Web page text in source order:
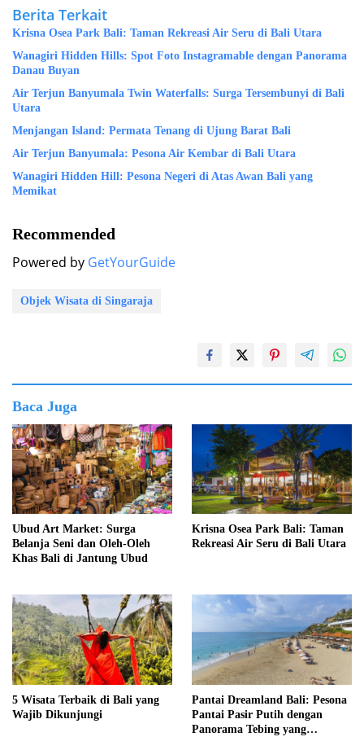
Berita Terkait
Krisna Osea Park Bali: Taman Rekreasi Air Seru di Bali Utara
Wanagiri Hidden Hills: Spot Foto Instagramable dengan Panorama
Danau Buyan
Air Terjun Banyumala Twin Waterfalls: Surga Tersembunyi di Bali
Utara
Menjangan Island: Permata Tenang di Ujung Barat Bali
Air Terjun Banyumala: Pesona Air Kembar di Bali Utara
Wanagiri Hidden Hill: Pesona Negeri di Atas Awan Bali yang
Memikat
Recommended
Powered by GetYourGuide
Objek Wisata di Singaraja
Baca Juga
Ubud Art Market: Surga
Belanja Seni dan Oleh-Oleh
Khas Bali di Jantung Ubud
Krisna Osea Park Bali: Taman
Rekreasi Air Seru di Bali Utara
5 Wisata Terbaik di Bali yang
Wajib Dikunjungi
Pantai Dreamland Bali: Pesona
Pantai Pasir Putih dengan
Panorama Tebing yang